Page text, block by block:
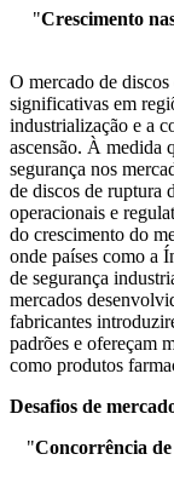
"Crescimento
O mercado de
significativas em
industrialização e a
ascensão. À medida
segurança nos
de discos de ruptura
operacionais e
do crescimento do
onde países como a
de segurança
mercados
fabricantes
padrões e ofereçam
como produtos
Desafios de
"Concorrência de